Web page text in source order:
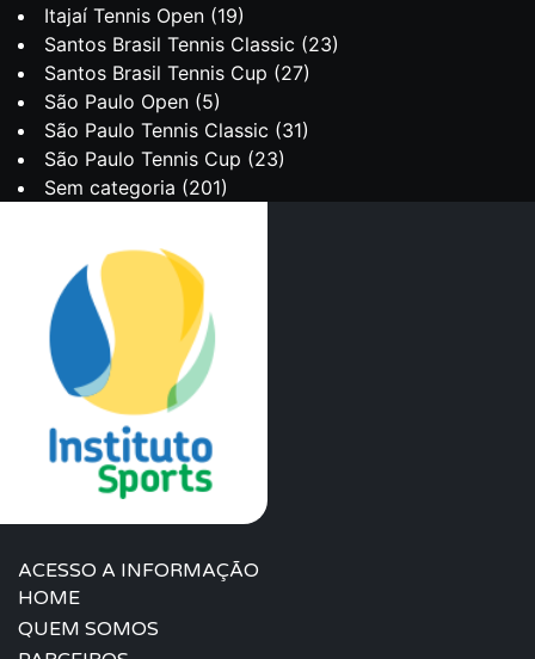
Itajaí Tennis Open (19)
Santos Brasil Tennis Classic (23)
Santos Brasil Tennis Cup (27)
São Paulo Open (5)
São Paulo Tennis Classic (31)
São Paulo Tennis Cup (23)
Sem categoria (201)
ACESSO A INFORMAÇÃO
HOME
QUEM SOMOS